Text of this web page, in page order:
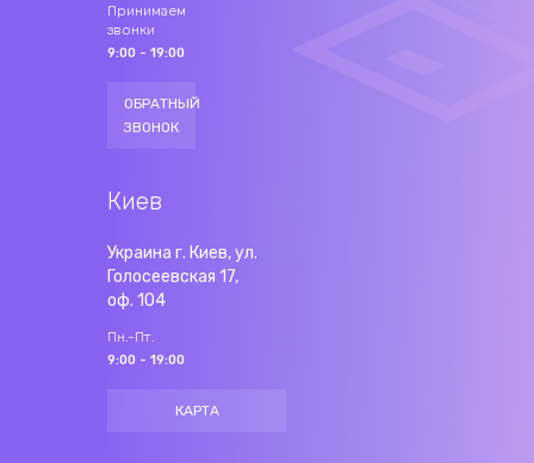
Принимаем
звонки
9:00 - 19:00
ОБРАТНЫЙ
ЗВОНОК
Киев
Украина г. Киев, ул.
Голосеевская 17,
оф. 104
Пн.-Пт.
9:00 - 19:00
КАРТА